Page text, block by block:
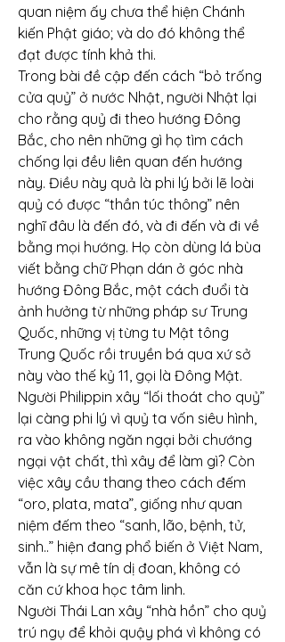
quan niệm ấy chưa thể hiện Chánh
kiến Phật giáo; và do đó không thể
đạt được tính khả thi.
Trong bài đề cập đến cách “bỏ trống
cửa quỷ” ở nước Nhật, người Nhật lại
cho rằng quỷ đi theo hướng Đông
Bắc, cho nên những gì họ tìm cách
chống lại đều liên quan đến hướng
này. Điều này quả là phi lý bởi lẽ loài
quỷ có được “thần túc thông” nên
nghĩ đâu là đến đó, và đi đến và đi về
bằng mọi hướng. Họ còn dùng lá bùa
viết bằng chữ Phạn dán ở góc nhà
hướng Đông Bắc, một cách đuổi tà
ảnh hưởng từ những pháp sư Trung
Quốc, những vị từng tu Mật tông
Trung Quốc rồi truyền bá qua xứ sở
này vào thế kỷ 11, gọi là Đông Mật.
Người Philippin xây “lối thoát cho quỷ”
lại càng phi lý vì quỷ ta vốn siêu hình,
ra vào không ngăn ngại bởi chướng
ngại vật chất, thì xây để làm gì? Còn
việc xây cầu thang theo cách đếm
“oro, plata, mata”, giống như quan
niệm đếm theo “sanh, lão, bệnh, tử,
sinh..” hiện đang phổ biến ở Việt Nam,
vẫn là sự mê tín dị đoan, không có
căn cứ khoa học tâm linh.
Người Thái Lan xây “nhà hồn” cho quỷ
trú ngụ để khỏi quậy phá vì không có